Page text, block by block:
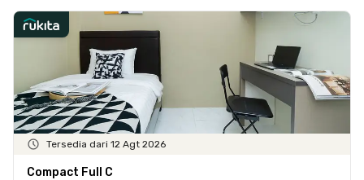
Tersedia dari 12 Agt 2026
Compact Full C